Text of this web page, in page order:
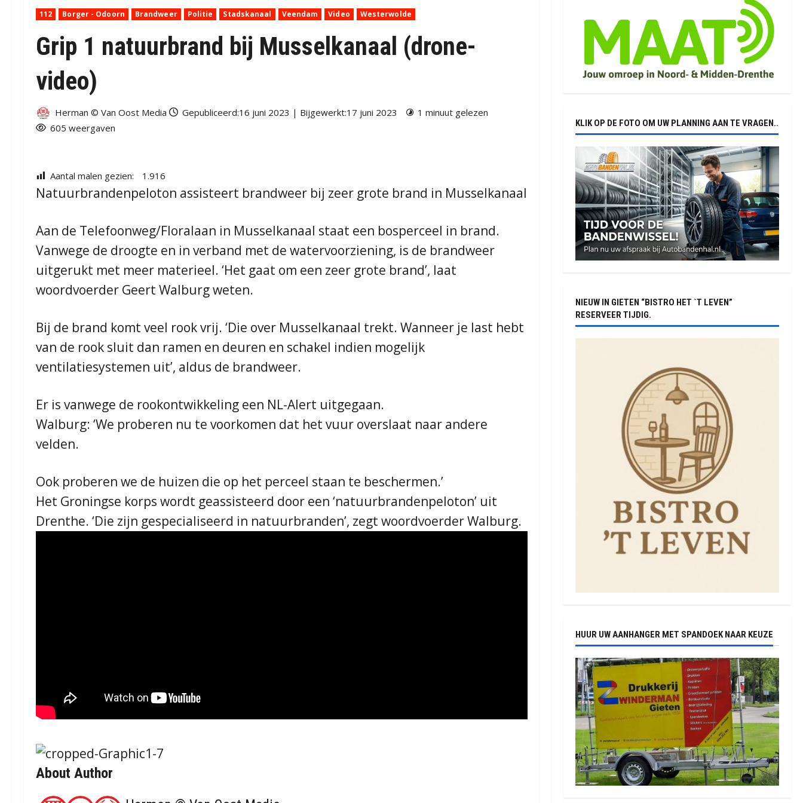
112 Borger - Odoorn Brandweer Politie Stadskanaal Veendam Video Westerwolde
Grip 1 natuurbrand bij Musselkanaal (drone-
video)
Herman © Van Oost Media Gepubliceerd:16 juni 2023 | Bijgewerkt:17 juni 2023
1 minuut gelezen
605 weergaven
Aantal malen gezien: 1.916
Natuurbrandenpeloton assisteert brandweer bij zeer grote brand in Musselkanaal
Aan de Telefoonweg/Floralaan in Musselkanaal staat een bosperceel in brand.
Vanwege de droogte en in verband met de watervoorziening, is de brandweer
uitgerukt met meer materieel. ‘Het gaat om een zeer grote brand’, laat
woordvoerder Geert Walburg weten.
Bij de brand komt veel rook vrij. ‘Die over Musselkanaal trekt. Wanneer je last hebt
van de rook sluit dan ramen en deuren en schakel indien mogelijk
ventilatiesystemen uit’, aldus de brandweer.
Er is vanwege de rookontwikkeling een NL-Alert uitgegaan.
Walburg: ‘We proberen nu te voorkomen dat het vuur overslaat naar andere
velden.
Ook proberen we de huizen die op het perceel staan te beschermen.’
Het Groningse korps wordt geassisteerd door een ‘natuurbrandenpeloton’ uit
Drenthe. ‘Die zijn gespecialiseerd in natuurbranden’, zegt woordvoerder Walburg.
About Author
KLIK OP DE FOTO OM UW PLANNING AAN TE VRAGEN..
NIEUW IN GIETEN “BISTRO HET `T LEVEN”
RESERVEER TIJDIG.
HUUR UW AANHANGER MET SPANDOEK NAAR KEUZE